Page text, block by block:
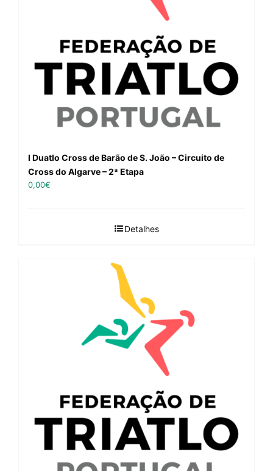
I Duatlo Cross de Barão de S. João – Circuito de
Cross do Algarve – 2ª Etapa
0,00€
Detalhes